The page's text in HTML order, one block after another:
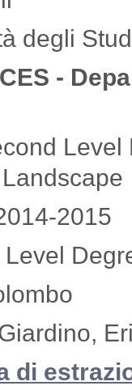
degli
-
Level
2015
di